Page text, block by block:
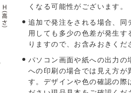
くなる可能性がございます。
追加で発注をされる場合、同
用しても多少の色差が発生す
りますので、お含みおきくだ
パソコン画面や紙への出力の
への印刷の場合では見え方が
す。デザインや色の確認の際